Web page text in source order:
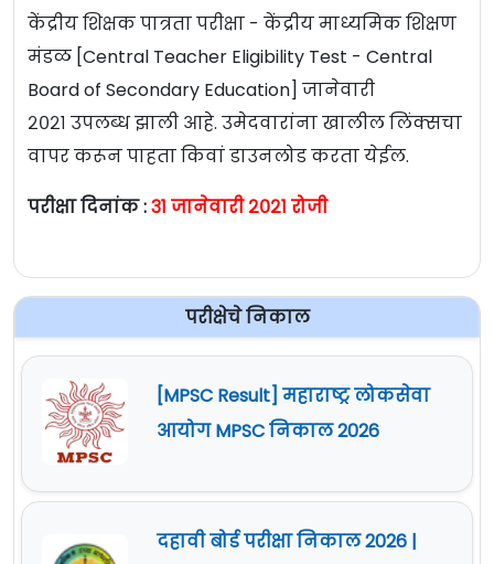
केंद्रीय शिक्षक पात्रता परीक्षा - केंद्रीय माध्यमिक शिक्षण
मंडळ [Central Teacher Eligibility Test - Central
Board of Secondary Education] जानेवारी
२०२१ उपलब्ध झाली आहे. उमेदवारांना खालील लिंक्सचा
वापर करून पाहता किवां डाउनलोड करता येईल.
परीक्षा दिनांक :३१ जानेवारी २०२१ रोजी
परीक्षेचे निकाल
[MPSC Result] महाराष्ट्र लोकसेवा
आयोग MPSC निकाल 2026
दहावी बोर्ड परीक्षा निकाल 2026 |